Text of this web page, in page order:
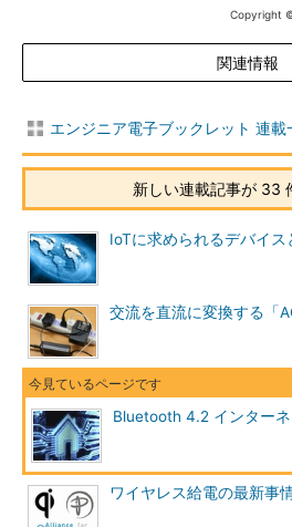
Copyright
関連情報
エンジニア電子ブックレット 連載
新しい連載記事が 33
IoTに求められるデバイ
交流を直流に変換する「
Bluetooth 4.2 インター
ワイヤレス給電の最新事